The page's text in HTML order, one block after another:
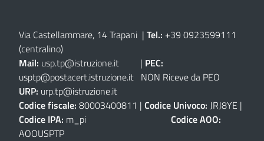
Via Castellammare, 14 Trapani | Tel.: +39 0923599111
(centralino)
Mail: usp.tp@istruzione.it | PEC:
usptp@postacert.istruzione.it NON Riceve da PEO
URP: urp.tp@istruzione.it
Codice fiscale: 80003400811 | Codice Univoco: JRJ8YE |
Codice IPA: m_pi Codice AOO:
AOOUSPTP